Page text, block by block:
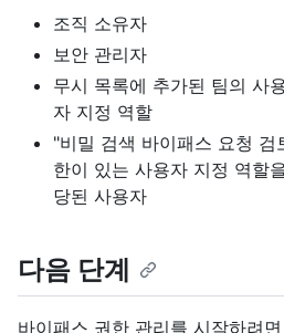
조직 소유자
보안 관리자
무시 목록에 추가된 팀의 사
자 지정 역할
"비밀 검색 바이패스 요청 검
한이 있는 사용자 지정 역할
당된 사용자
다음 단계
바이패스 권한 관리를 시작하려면